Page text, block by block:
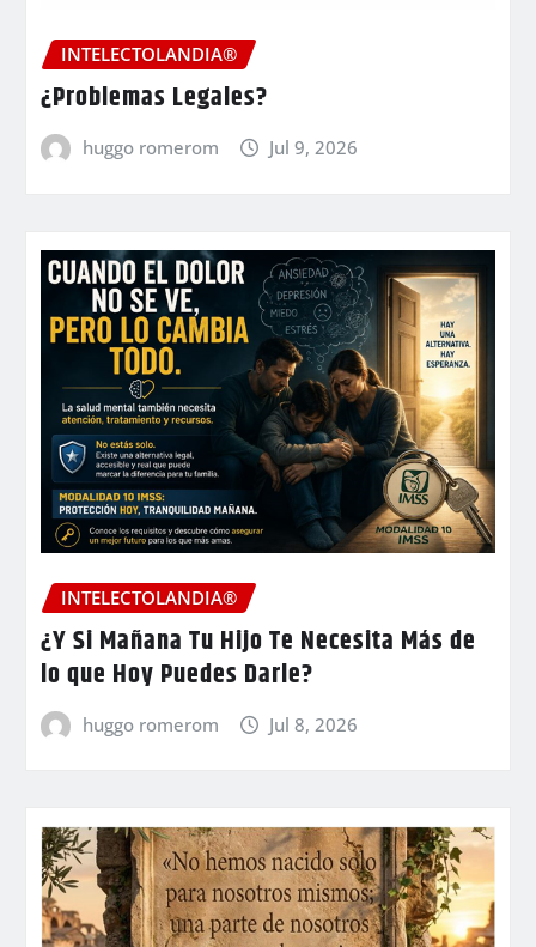
INTELECTOLANDIA®
¿Problemas Legales?
huggo romerom Jul 9, 2026
INTELECTOLANDIA®
¿Y Si Mañana Tu Hijo Te Necesita Más de
lo que Hoy Puedes Darle?
huggo romerom Jul 8, 2026